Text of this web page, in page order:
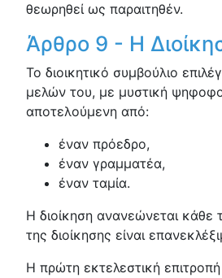
θεωρηθεί ως παραιτηθέν.
Άρθρο 9 - Η
Το διοικητικό συμβούλιο
μελών του, με μυστική
αποτελούμενη από:
έναν πρόεδρο,
έναν γραμματέα,
έναν ταμία.
Η διοίκηση ανανεώνεται κάθε
της διοίκησης είναι
Η πρώτη εκτελεστική